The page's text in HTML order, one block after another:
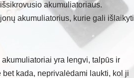
akumuliatoriaus.
akumuliatorius, kurie gali išlaikyti
yra lengvi, talpūs ir
bet kada, neprivalėdami laukti, kol ji